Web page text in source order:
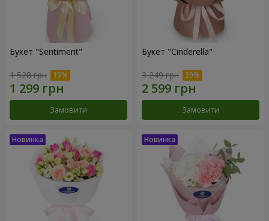
Букет "Sentiment"
1 528 грн
Замовити
Букет "Cinderella"
3 249 грн
Замовити